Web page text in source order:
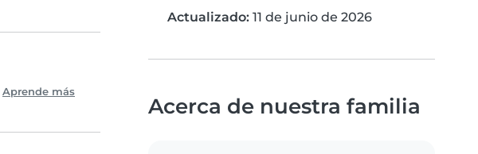
Aprende más
Actualizado: 11 de junio de 2026
Acerca de nuestra familia